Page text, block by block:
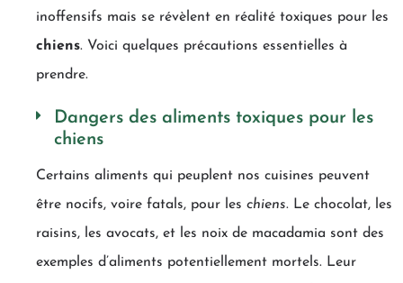
inoffensifs mais se révèlent en réalité toxiques pour les
chiens. Voici quelques précautions essentielles à
prendre.
Dangers des aliments toxiques pour les
chiens
Certains aliments qui peuplent nos cuisines peuvent
être nocifs, voire fatals, pour les chiens. Le chocolat, les
raisins, les avocats, et les noix de macadamia sont des
exemples d’aliments potentiellement mortels. Leur